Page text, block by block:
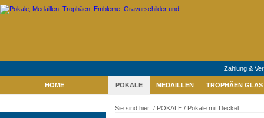
Zahlung &
HOME POKALE MEDAILLEN TROPHÄEN GLAS
Sie sind hier: / POKALE / Pokale mit Deckel